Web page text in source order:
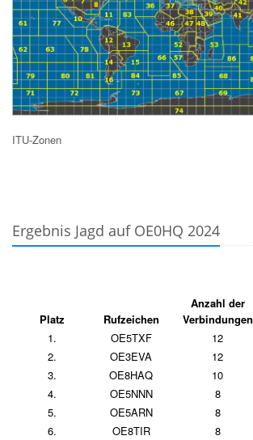
ITU-Zonen
Ergebnis Jagd auf OE0HQ 2024
Platz Rufzeichen
Anzahl der
Verbindungen
1.
OE5TXF
12
2.
OE3EVA
12
3.
OE8HAQ
10
4.
OE5NNN
8
5.
OE5ARN
8
6.
OE8TIR
8